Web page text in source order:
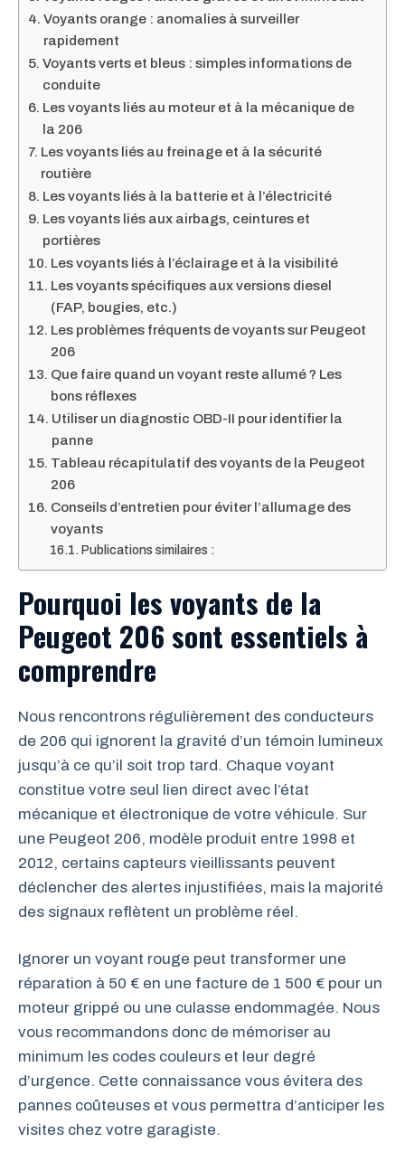
Voyants orange : anomalies à surveiller
rapidement
Voyants verts et bleus : simples informations de
conduite
Les voyants liés au moteur et à la mécanique de
la 206
Les voyants liés au freinage et à la sécurité
routière
Les voyants liés à la batterie et à l’électricité
Les voyants liés aux airbags, ceintures et
portières
Les voyants liés à l’éclairage et à la visibilité
Les voyants spécifiques aux versions diesel
(FAP, bougies, etc.)
Les problèmes fréquents de voyants sur Peugeot
206
Que faire quand un voyant reste allumé ? Les
bons réflexes
Utiliser un diagnostic OBD-II pour identifier la
panne
Tableau récapitulatif des voyants de la Peugeot
206
Conseils d’entretien pour éviter l’allumage des
voyants
Publications similaires :
Pourquoi les voyants de la
Peugeot 206 sont essentiels à
comprendre
Nous rencontrons régulièrement des conducteurs
de 206 qui ignorent la gravité d’un témoin lumineux
jusqu’à ce qu’il soit trop tard. Chaque voyant
constitue votre seul lien direct avec l’état
mécanique et électronique de votre véhicule. Sur
une Peugeot 206, modèle produit entre 1998 et
2012, certains capteurs vieillissants peuvent
déclencher des alertes injustifiées, mais la majorité
des signaux reflètent un problème réel.
Ignorer un voyant rouge peut transformer une
réparation à 50 € en une facture de 1 500 € pour un
moteur grippé ou une culasse endommagée. Nous
vous recommandons donc de mémoriser au
minimum les codes couleurs et leur degré
d’urgence. Cette connaissance vous évitera des
pannes coûteuses et vous permettra d’anticiper les
visites chez votre garagiste.